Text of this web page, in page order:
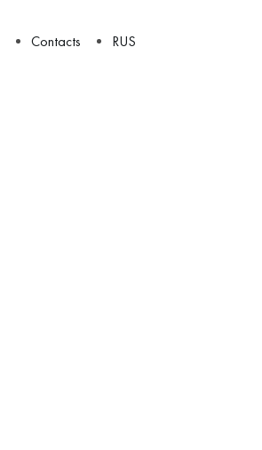
Contacts RUS